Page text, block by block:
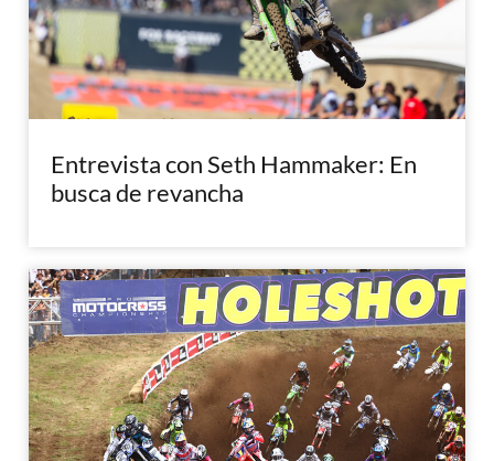
Entrevista con Seth Hammaker: En
busca de revancha